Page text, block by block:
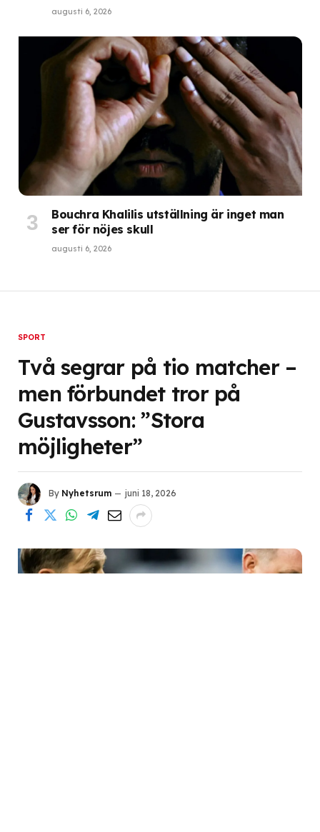
augusti 6, 2026
Bouchra Khalilis utställning är inget man
ser för nöjes skull
augusti 6, 2026
SPORT
Två segrar på tio matcher –
men förbundet tror på
Gustavsson: ”Stora
möjligheter”
By Nyhetsrum juni 18, 2026